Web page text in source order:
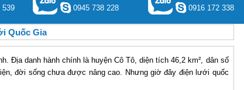
539 0945 738 228 0916 172 338
Quốc Gia
Địa danh hành chính là huyện Cô Tô, diện tích 46,2 km², dân số
đời sống chưa được nâng cao. Nhưng giờ đây điện lưới quốc